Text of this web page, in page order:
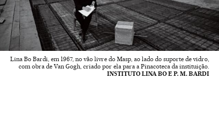
Lina Bo Bardi, em 1967, no vão livre do Masp, ao lado do suporte de vidro,
com obra de Van Gogh, criado por ela para a Pinacoteca da instituição.
INSTITUTO LINA BO E P. M. BARDI